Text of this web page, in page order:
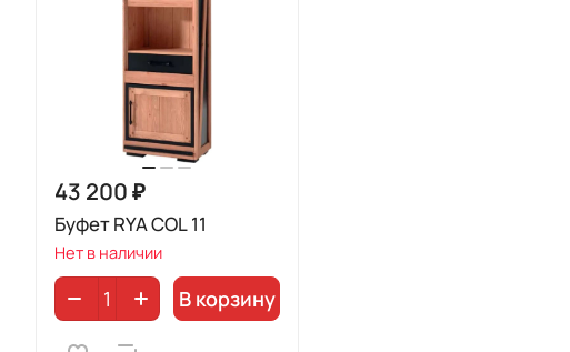
43 200 ₽
Буфет RYA COL 11
Нет в наличии
В корзину